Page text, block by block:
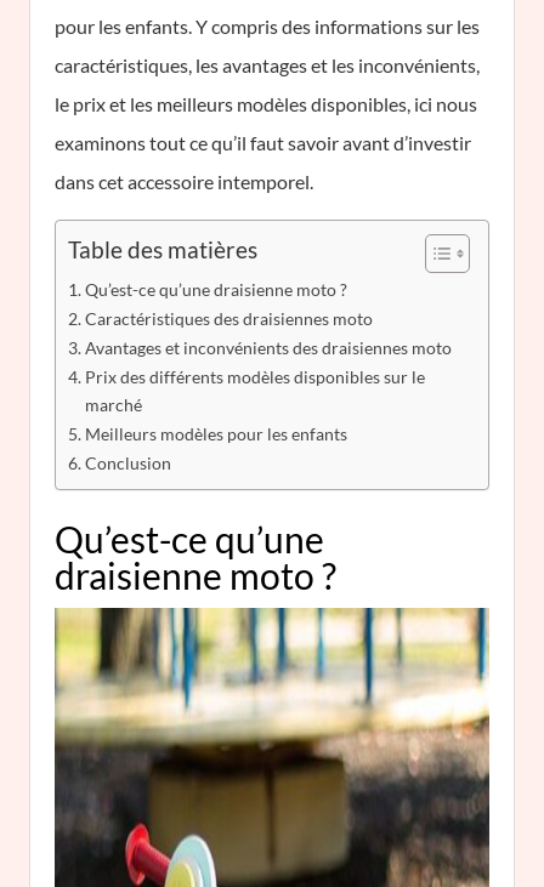
pour les enfants. Y compris des informations sur les
caractéristiques, les avantages et les inconvénients,
le prix et les meilleurs modèles disponibles, ici nous
examinons tout ce qu’il faut savoir avant d’investir
dans cet accessoire intemporel.
Table des matières
Qu’est-ce qu’une draisienne moto ?
Caractéristiques des draisiennes moto
Avantages et inconvénients des draisiennes moto
Prix des différents modèles disponibles sur le
marché
Meilleurs modèles pour les enfants
Conclusion
Qu’est-ce qu’une
draisienne moto ?